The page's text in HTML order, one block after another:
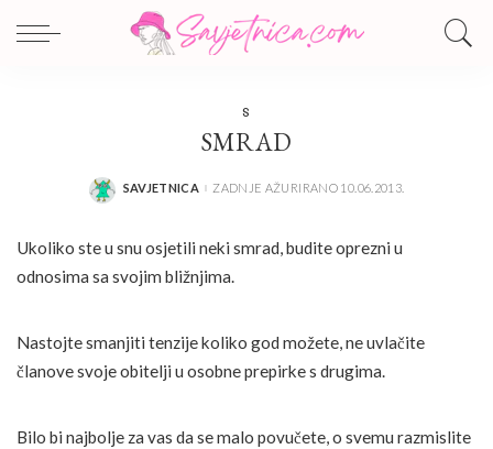
S
SMRAD
POSTED
SAVJETNICA ZADNJE AŽURIRANO 10.06.2013.
Ukoliko ste u snu osjetili neki smrad, budite oprezni u
odnosima sa svojim bližnjima.
Nastojte smanjiti tenzije koliko god možete, ne uvlačite
članove svoje obitelji u osobne prepirke s drugima.
Bilo bi najbolje za vas da se malo povučete, o svemu razmislite